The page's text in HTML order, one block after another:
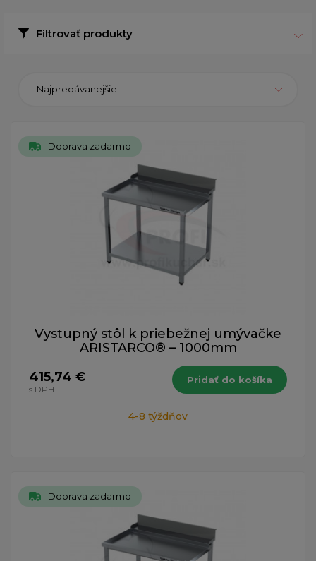
Filtrovať produkty
Najpredávanejšie
Doprava zadarmo
Vystupný stôl k priebežnej umývačke
ARISTARCO® – 1000mm
415,74 €
s DPH
Pridať do košíka
4-8 týždňov
Doprava zadarmo